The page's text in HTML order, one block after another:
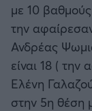
με 10
την
Ανδρέας
είναι 18 ( την
Ελένη
στην 5η θέση